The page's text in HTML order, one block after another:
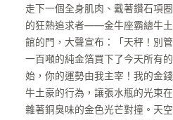
走下一個全身肌肉、戴著鑽石項
的狂熱追求者——金牛座霸總牛
館的門，大聲宣布：「天秤！別
一百噸的純金箔買下了今天所有
始，你的運勢由我主宰！我的金
牛土豪的行為，讓張水瓶的光束
雜著銅臭味的金色光芒對撞。天